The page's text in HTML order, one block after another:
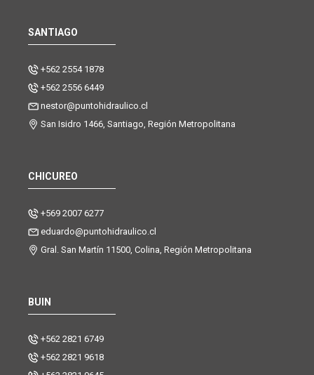
SANTIAGO
+562 2554 1878
+562 2556 6449
nestor@puntohidraulico.cl
San Isidro 1466, Santiago, Región Metropolitana
CHICUREO
+569 2007 6277
eduardo@puntohidraulico.cl
Gral. San Martín 11500, Colina, Región Metropolitana
BUIN
+562 2821 6749
+562 2821 9618